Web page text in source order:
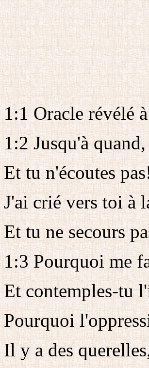
1:1 Oracle révélé
1:2 Jusqu'à
Et tu n'écoutes
J'ai crié vers toi à
Et tu ne secours
1:3 Pourquoi me
Et contemples-tu
Pourquoi
Il y a des